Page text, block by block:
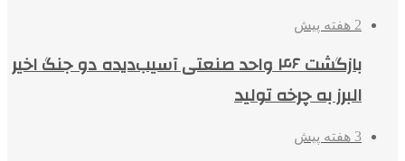
2 هفته پیش
بازگشت ۴۶ واحد صنعتی آسیب‌دیده دو جنگ اخیر
البرز به چرخه تولید
3 هفته پیش